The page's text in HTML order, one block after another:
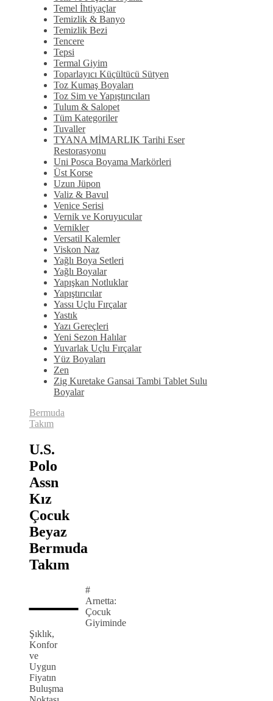
Temel İhtiyaçlar
Temizlik & Banyo
Temizlik Bezi
Tencere
Tepsi
Termal Giyim
Toparlayıcı Küçültücü Sütyen
Toz Kumaş Boyaları
Toz Sim ve Yapıştırıcıları
Tulum & Salopet
Tüm Kategoriler
Tuvaller
TYANA MİMARLIK Tarihi Eser
Restorasyonu
Uni Posca Boyama Markörleri
Üst Korse
Uzun Jüpon
Valiz & Bavul
Venice Serisi
Vernik ve Koruyucular
Vernikler
Versatil Kalemler
Viskon Naz
Yağlı Boya Setleri
Yağlı Boyalar
Yapışkan Notluklar
Yapıştırıcılar
Yassı Uçlu Fırçalar
Yastık
Yazı Gereçleri
Yeni Sezon Halılar
Yuvarlak Uçlu Fırçalar
Yüz Boyaları
Zen
​Zig Kuretake Gansai Tambi Tablet Sulu
Boyalar
Bermuda
Takım
U.S.
Polo
Assn
Kız
Çocuk
Beyaz
Bermuda
Takım
—
#
Arnetta:
Çocuk
Giyiminde
Şıklık,
Konfor
ve
Uygun
Fiyatın
Buluşma